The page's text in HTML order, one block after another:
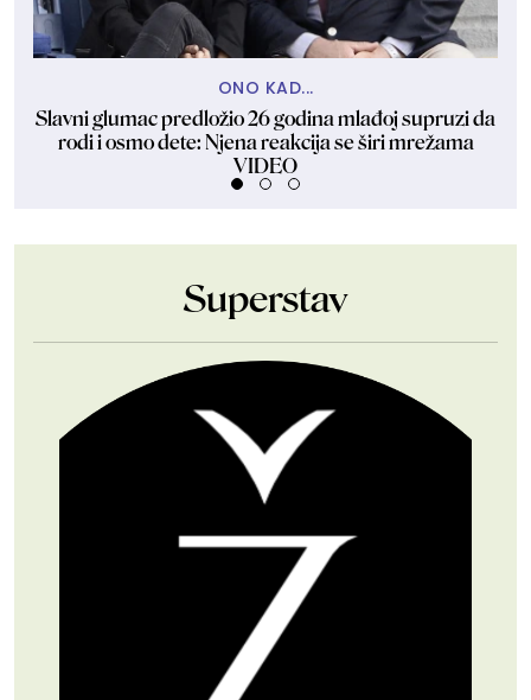
ONO KAD...
Slavni glumac predložio 26 godina mlađoj supruzi da
rodi i osmo dete: Njena reakcija se širi mrežama
VIDEO
Superstav